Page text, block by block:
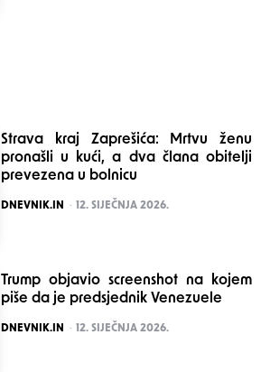
Strava kraj Zaprešića: Mrtvu ženu
pronašli u kući, a dva člana obitelji
prevezena u bolnicu
POSTED
DNEVNIK.IN 12. SIJEČNJA 2026.
Trump objavio screenshot na kojem
piše da je predsjednik Venezuele
POSTED
DNEVNIK.IN 12. SIJEČNJA 2026.